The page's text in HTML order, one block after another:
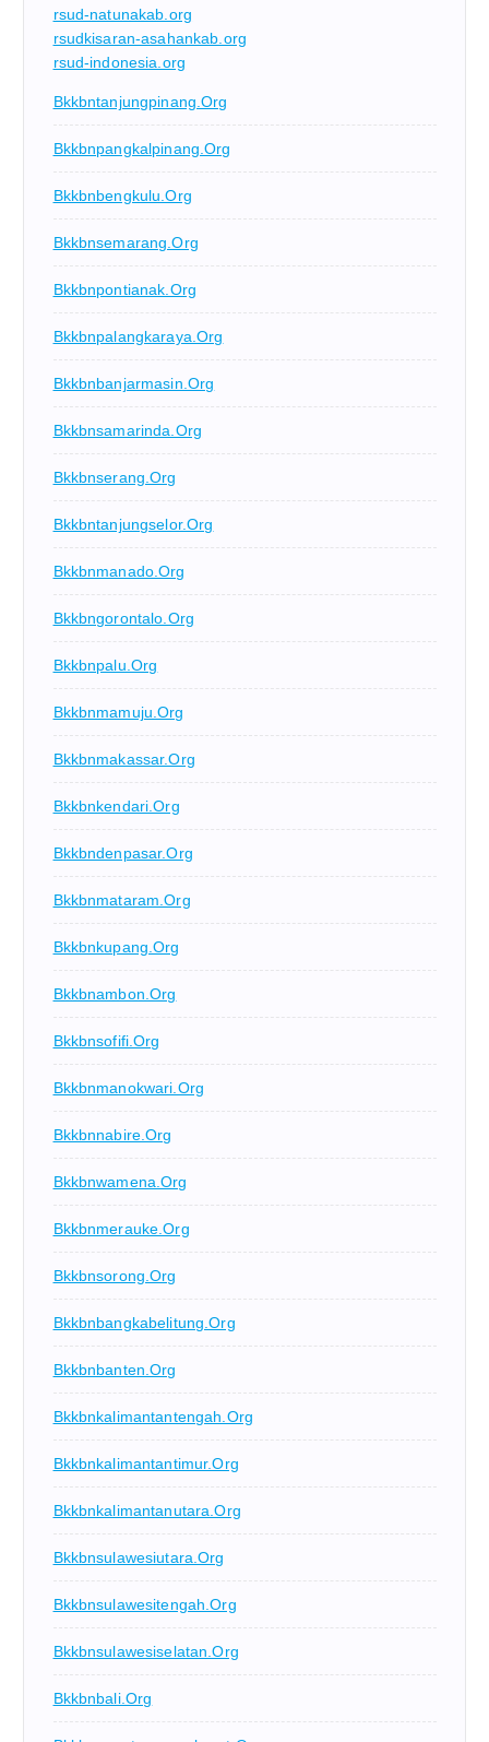
rsud-natunakab.org
rsudkisaran-asahankab.org
rsud-indonesia.org
Bkkbntanjungpinang.org
Bkkbnpangkalpinang.org
Bkkbnbengkulu.org
Bkkbnsemarang.org
Bkkbnpontianak.org
Bkkbnpalangkaraya.org
Bkkbnbanjarmasin.org
Bkkbnsamarinda.org
Bkkbnserang.org
Bkkbntanjungselor.org
Bkkbnmanado.org
Bkkbngorontalo.org
Bkkbnpalu.org
Bkkbnmamuju.org
Bkkbnmakassar.org
Bkkbnkendari.org
Bkkbndenpasar.org
Bkkbnmataram.org
Bkkbnkupang.org
Bkkbnambon.org
Bkkbnsofifi.org
Bkkbnmanokwari.org
Bkkbnnabire.org
Bkkbnwamena.org
Bkkbnmerauke.org
Bkkbnsorong.org
Bkkbnbangkabelitung.org
Bkkbnbanten.org
Bkkbnkalimantantengah.org
Bkkbnkalimantantimur.org
Bkkbnkalimantanutara.org
Bkkbnsulawesiutara.org
Bkkbnsulawesitengah.org
Bkkbnsulawesiselatan.org
Bkkbnbali.org